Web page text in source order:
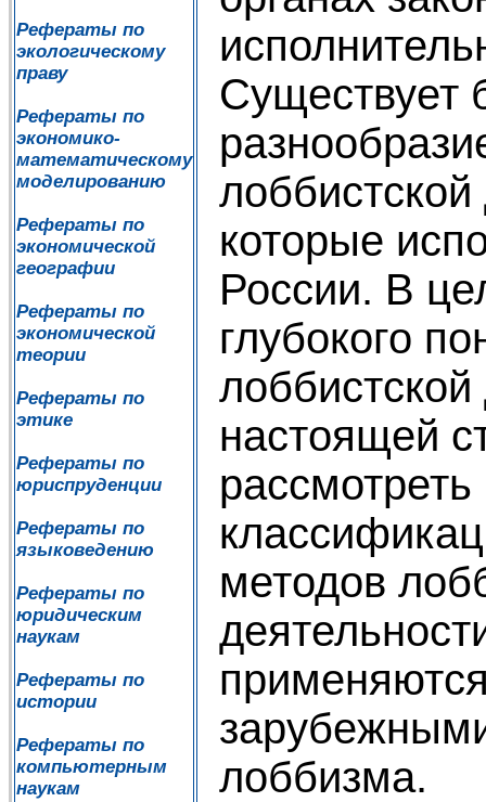
Рефераты по
экологическому
праву
Рефераты по
экономико-
математическому
моделированию
Рефераты по
экономической
географии
Рефераты по
экономической
теории
Рефераты по
этике
Рефераты по
юриспруденции
Рефераты по
языковедению
Рефераты по
юридическим
наукам
Рефераты по
истории
Рефераты по
компьютерным
наукам
Существует
которые
России. В
глубокого
настоящей
методов
лоббизма.